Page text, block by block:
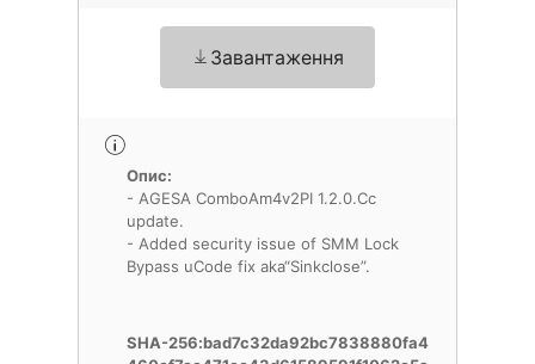
Завантаження
Опис:
- AGESA ComboAm4v2PI 1.2.0.Cc
update.
- Added security issue of SMM Lock
Bypass uCode fix aka“Sinkclose”.
SHA-256:bad7c32da92bc7838880fa4